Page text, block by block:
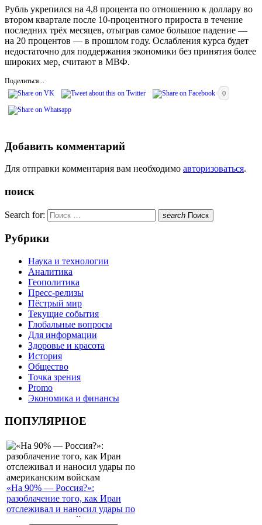
Рубль укрепился на 4,8 процента по отношению к доллару во
втором квартале после 10-процентного прироста в течение
последних трёх месяцев, отыграв самое большое падение —
на 20 процентов — в прошлом году. Ослабления курса будет
недостаточно для поддержания экономики без принятия более
широких мер, считают в МВФ.
Поделиться...
0
Добавить комментарий
Для отправки комментария вам необходимо авторизоваться.
поиск
Search for: search Поиск
Рубрики
Наука и технологии
Аналитика
Геополитика
Пресс-релизы
Пёстрый мир
Текущие события
Глобальные вопросы
Для информации
Здоровье и красота
История
Общество
Точка зрения
Promo
Экономика и финансы
ПОПУЛЯРНОЕ
«На 90% — Россия?»:
разоблачение того, как Иран
отслеживал и наносил удары по
американским войскам